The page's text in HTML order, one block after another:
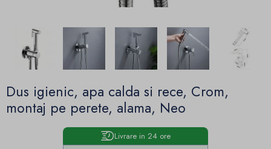
Dus igienic, apa calda si rece, Crom,
montaj pe perete, alama, Neo
Livrare in 24 ore